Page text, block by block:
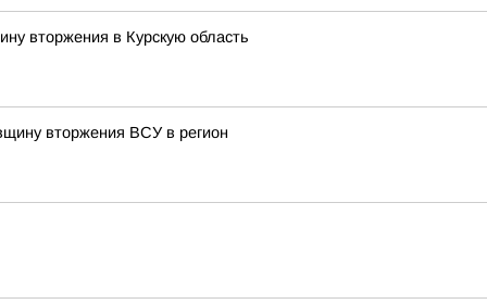
вторжения в Курскую область
вторжения ВСУ в регион